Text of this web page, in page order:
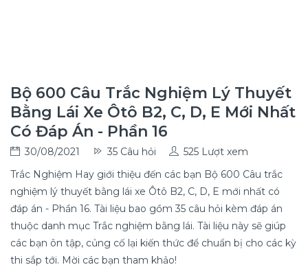
Bộ 600 Câu Trắc Nghiệm Lý Thuyết
Bằng Lái Xe Ôtô B2, C, D, E Mới Nhất
Có Đáp Án - Phần 16
30/08/2021 35 Câu hỏi
525 Lượt xem
Trắc Nghiệm Hay giới thiệu đến các bạn Bộ 600 Câu trắc
nghiệm lý thuyết bằng lái xe Ôtô B2, C, D, E mới nhất có
đáp án - Phần 16. Tài liệu bao gồm 35 câu hỏi kèm đáp án
thuộc danh mục Trắc nghiệm bằng lái. Tài liệu này sẽ giúp
các bạn ôn tập, củng cố lại kiến thức để chuẩn bị cho các kỳ
thi sắp tới. Mời các bạn tham khảo!